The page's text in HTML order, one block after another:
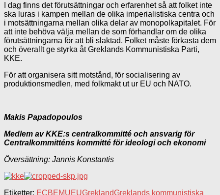
I dag finns det förutsättningar och erfarenhet så att folket inte
ska luras i kampen mellan de olika imperialistiska centra och
i motsättningarna mellan olika delar av monopolkapitalet. För
att inte behöva välja mellan de som förhandlar om de olika
förutsättningarna för att bli slaktad. Folket måste förkasta dem
och överallt ge styrka åt Greklands Kommunistiska Parti,
KKE.
För att organisera sitt motstånd, för socialisering av
produktionsmedlen, med folkmakt ut ur EU och NATO.
Makis Papadopoulos
Medlem av KKE:s centralkommitté och ansvarig för
Centralkommitténs kommitté för ideologi och ekonomi
Översättning: Jannis Konstantis
Etiketter: ECBEMUEUGreklandGreklands kommunistiska